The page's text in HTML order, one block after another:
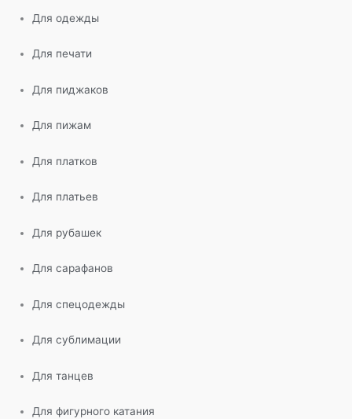
Для одежды
Для печати
Для пиджаков
Для пижам
Для платков
Для платьев
Для рубашек
Для сарафанов
Для спецодежды
Для сублимации
Для танцев
Для фигурного катания